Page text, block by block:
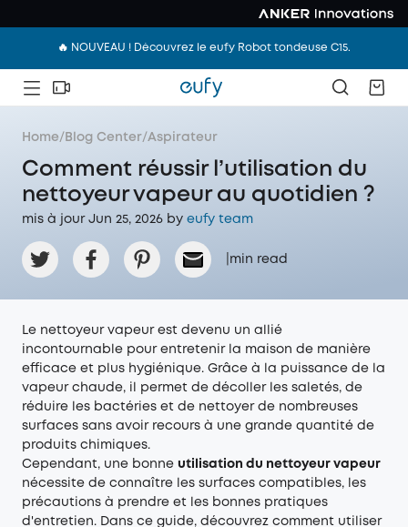
🔥 NOUVEAU ! Découvrez le eufy Robot tondeuse C15.
Home/ Blog Center/Aspirateur
Comment réussir l’utilisation du
nettoyeur vapeur au quotidien ?
mis à jour Jun 25, 2026 by eufy team
min read
Le nettoyeur vapeur est devenu un allié
incontournable pour entretenir la maison de manière
efficace et plus hygiénique. Grâce à la puissance de la
vapeur chaude, il permet de décoller les saletés, de
réduire les bactéries et de nettoyer de nombreuses
surfaces sans avoir recours à une grande quantité de
produits chimiques.
Cependant, une bonne utilisation du nettoyeur vapeur
nécessite de connaître les surfaces compatibles, les
précautions à prendre et les bonnes pratiques
d'entretien. Dans ce guide, découvrez comment utiliser